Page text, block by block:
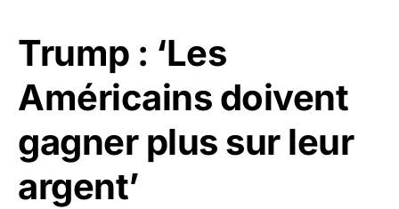
Trump : ‘Les
Américains doivent
gagner plus sur leur
argent’